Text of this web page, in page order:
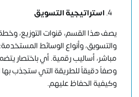
استراتيجية التسويق
يصف هذا القسم، قنوات التوزيع، وخطة
والتسويق، وأنواع الوسائط
مباشر، أساليب رقمية. أي باختصار
وصفاً دقيقاً للطريقة التي ستجذب بها
وكيفية الحفاظ عليهم.